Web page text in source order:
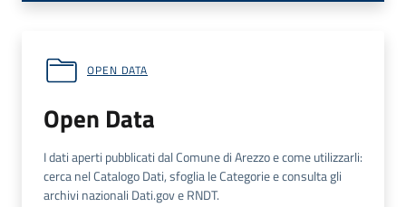
OPEN DATA
Open Data
I dati aperti pubblicati dal Comune di Arezzo e come utilizzarli:
cerca nel Catalogo Dati, sfoglia le Categorie e consulta gli
archivi nazionali Dati.gov e RNDT.